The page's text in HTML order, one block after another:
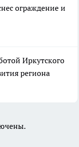
ограждение и
Иркутского
региона